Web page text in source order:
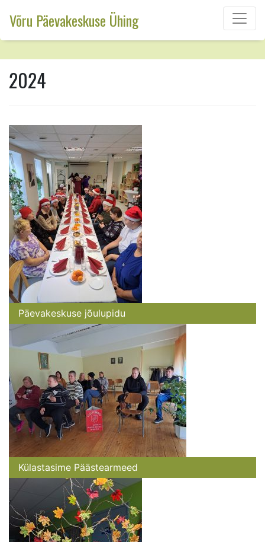
Võru Päevakeskuse Ühing
2024
Päevakeskuse jõulupidu
Külastasime Päästearmeed